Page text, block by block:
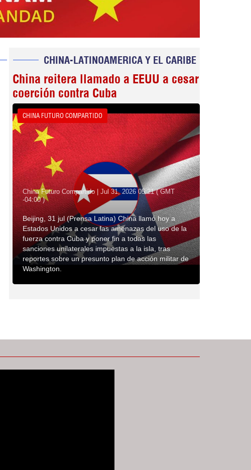
CHINA-LATINOAMERICA Y EL CARIBE
China reitera llamado a EEUU a cesar
coerción contra Cuba
CHINA FUTURO COMPARTIDO
China Futuro Compartido | Jul 31, 2026 05:21 ( GMT
-04:00 )
Beijing, 31 jul (Prensa Latina) China llamó hoy a
Estados Unidos a cesar las amenazas del uso de la
fuerza contra Cuba y poner fin a todas las
sanciones unilaterales impuestas a la isla, tras
reportes sobre un presunto plan de acción militar de
Washington.